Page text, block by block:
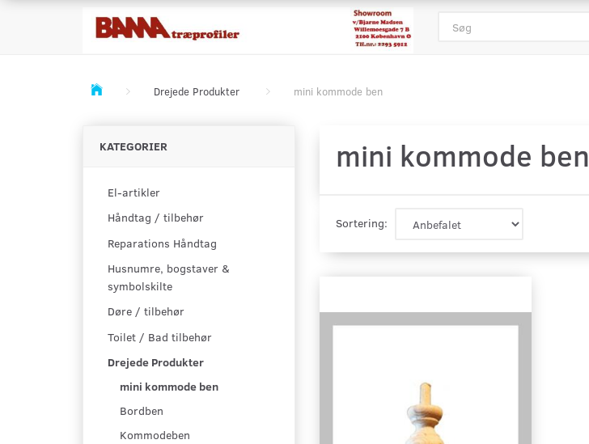
Drejede Produkter mini kommode ben
KATEGORIER
El-artikler
Håndtag / tilbehør
Reparations Håndtag
Husnumre, bogstaver &
symbolskilte
Døre / tilbehør
Toilet / Bad tilbehør
Drejede Produkter
mini kommode ben
Bordben
Kommodeben
mini kommode ben
Sortering: